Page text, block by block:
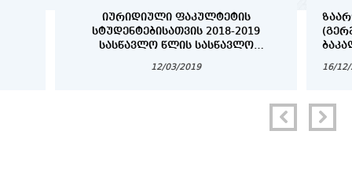
ᲘᲣᲠᲘᲓᲘᲣᲚᲘ ᲤᲐᲙᲣᲚᲢᲔᲢᲘᲡ
ᲡᲢᲣᲓᲔᲜᲢᲔᲑᲘᲡᲐᲗᲕᲘᲡ 2018-2019
ᲡᲐᲡᲬᲐᲕᲚᲝ ᲬᲚᲘᲡ ᲡᲐᲡᲬᲐᲕᲚᲝ
12/03/2019 16/